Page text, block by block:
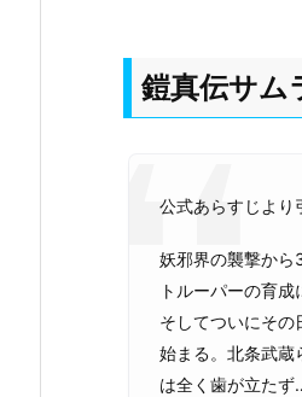
鎧真伝サム
公式あらすじより
妖邪界の襲撃から
トルーパーの育
そしてついにそ
始まる。北条武蔵
は全く歯が立たず